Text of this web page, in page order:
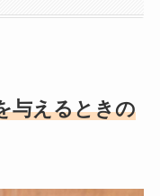
与えるときの